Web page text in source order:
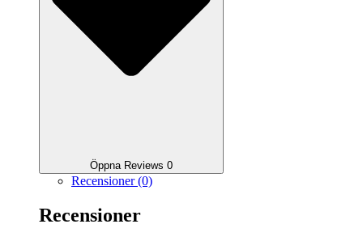
Öppna Reviews 0
Recensioner (0)
Recensioner